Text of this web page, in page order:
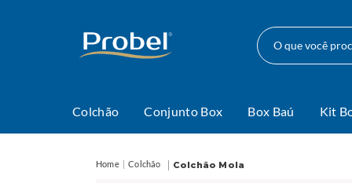
O que você
Colchão Conjunto Box Box Baú Kit
Colchão Colchão Mola